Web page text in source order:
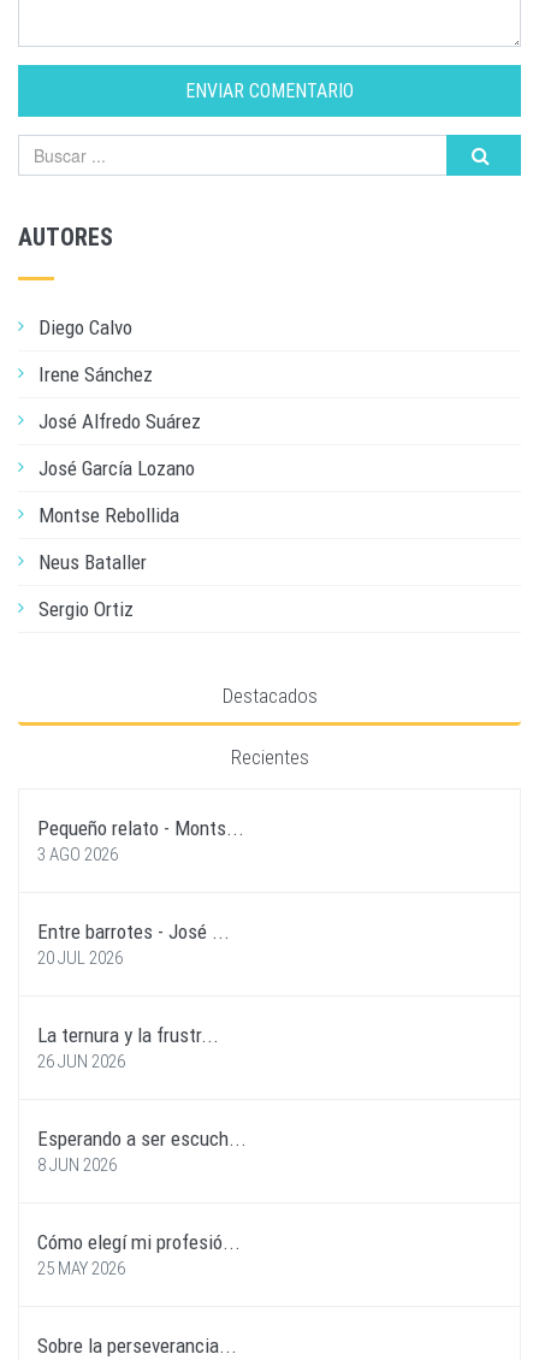
ENVIAR COMENTARIO
AUTORES
Diego Calvo
Irene Sánchez
José Alfredo Suárez
José García Lozano
Montse Rebollida
Neus Bataller
Sergio Ortiz
Destacados
Recientes
Pequeño relato - Monts...
3 AGO 2026
Entre barrotes - José ...
20 JUL 2026
La ternura y la frustr...
26 JUN 2026
Esperando a ser escuch...
8 JUN 2026
Cómo elegí mi profesió...
25 MAY 2026
Sobre la perseverancia...